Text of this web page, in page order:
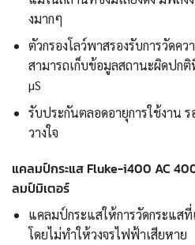
งมากๆ
ตัวกรองโลว์พาสรองรับการวัดค
สามารถเก็บข้อมูลสถานะผิดปกติ
µS
รับประกันตลอดอายุการใช้งาน
วางใจ
แคลมป์กระแส Fluke-i400 AC
ลมป์มิเตอร์
แคลมป์กระแสให้การวัดกระแส
โดยไม่ทำให้วงจรไฟฟ้าเสียหาย